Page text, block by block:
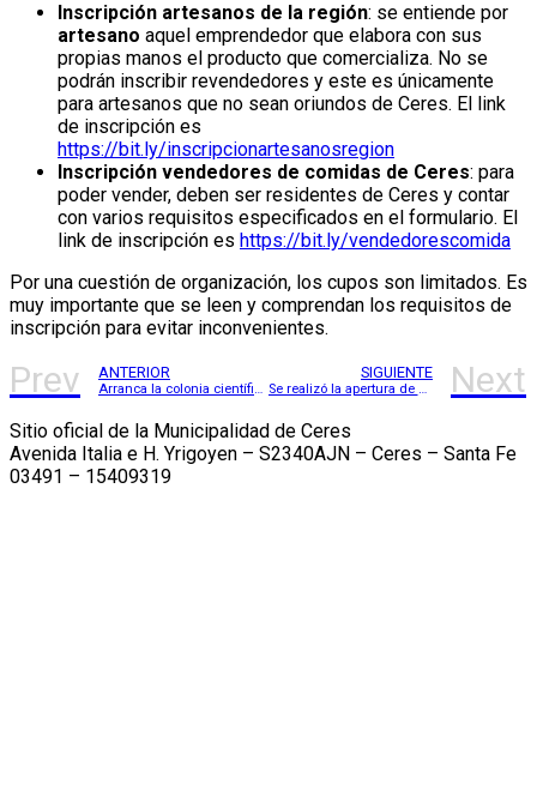
Inscripción artesanos de la región: se entiende por
artesano aquel emprendedor que elabora con sus
propias manos el producto que comercializa. No se
podrán inscribir revendedores y este es únicamente
para artesanos que no sean oriundos de Ceres. El link
de inscripción es
https://bit.ly/inscripcionartesanosregion
Inscripción vendedores de comidas de Ceres: para
poder vender, deben ser residentes de Ceres y contar
con varios requisitos especificados en el formulario. El
link de inscripción es https://bit.ly/vendedorescomida
Por una cuestión de organización, los cupos son limitados. Es
muy importante que se leen y comprendan los requisitos de
inscripción para evitar inconvenientes.
Prev ANTERIOR SIGUIENTE Next
Sitio oficial de la Municipalidad de Ceres
Avenida Italia e H. Yrigoyen – S2340AJN – Ceres – Santa Fe
03491 – 15409319